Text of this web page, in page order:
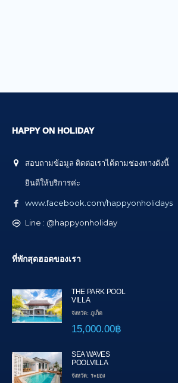
HAPPY ON HOLIDAY
สอบถามข้อมูล ติดต่อเราได้ตามช่องทางดังนี้
ยินดีให้บริการค่ะ
www.facebook.com/happyonholidays
Line : @happyonholiday
ที่พักสุดฮอตของเรา
THE PARK POOL
VILLA
จังหวัด: ภูเก็ต
15,000.00฿
SEA WAVES
POOLVILLA
จังหวัด: ระยอง